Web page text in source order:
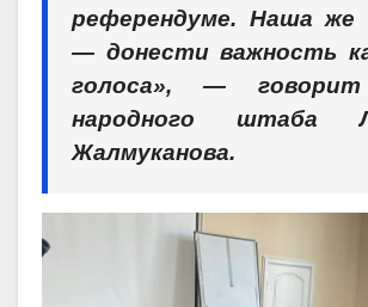
референдуме. Наша же
— донести важность
голоса», —
народного штаба
Жалмуканова.